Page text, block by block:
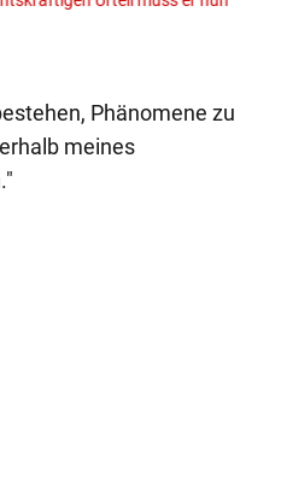
Phänomene zu
meines